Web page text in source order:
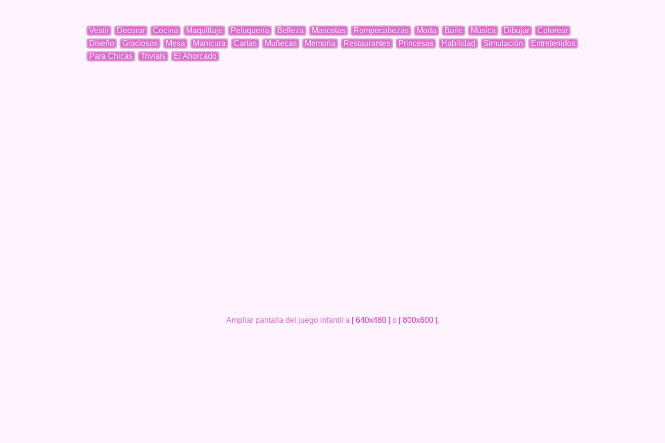
Vestir Decorar Cocina Maquillaje Peluquería Belleza Mascotas Rompecabezas Moda Baile Música Dibujar
Colorear
Diseño
Graciosos Mesa Manicura Cartas Muñecas Memoria Restaurantes Princesas Habilidad Simulación
Entretenidos
Para Chicas
Trivials El Ahorcado
Ampliar pantalla del juego infantil a [ 640x480 ] o [ 800x600 ].